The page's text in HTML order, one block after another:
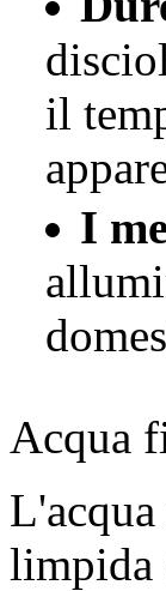
il
I
Acqua
limpida